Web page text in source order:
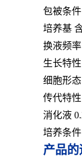
包被条
培养基
换液频
生长特
细胞形
传代特
消化液
培养条
产品的